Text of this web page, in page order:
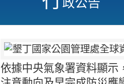
依據中央氣象署資料顯示